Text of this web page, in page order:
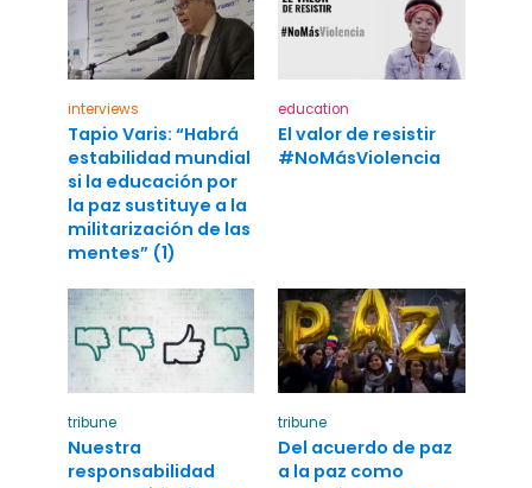
interviews
Tapio Varis: “Habrá
estabilidad mundial
si la educación por
la paz sustituye a la
militarización de las
mentes” (1)
education
El valor de resistir
#NoMásViolencia
tribune
Nuestra
responsabilidad
tribune
Del acuerdo de paz
a la paz como